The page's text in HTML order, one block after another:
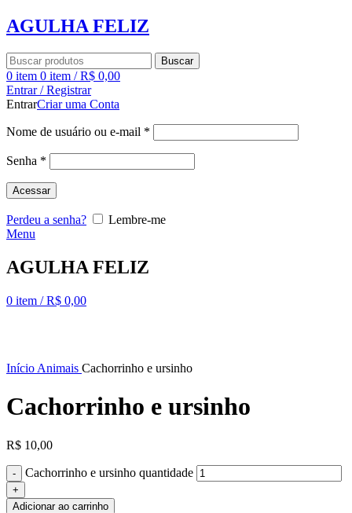
AGULHA FELIZ
Buscar
0 item 0 item / R$ 0,00
Entrar / Registrar
EntrarCriar uma Conta
Nome de usuário ou e-mail *
Senha *
Acessar
Perdeu a senha?
Lembre-me
Menu
AGULHA FELIZ
0 item / R$ 0,00
Início Animais Cachorrinho e ursinho
Cachorrinho e ursinho
R$ 10,00
Cachorrinho e ursinho quantidade
Adicionar ao carrinho